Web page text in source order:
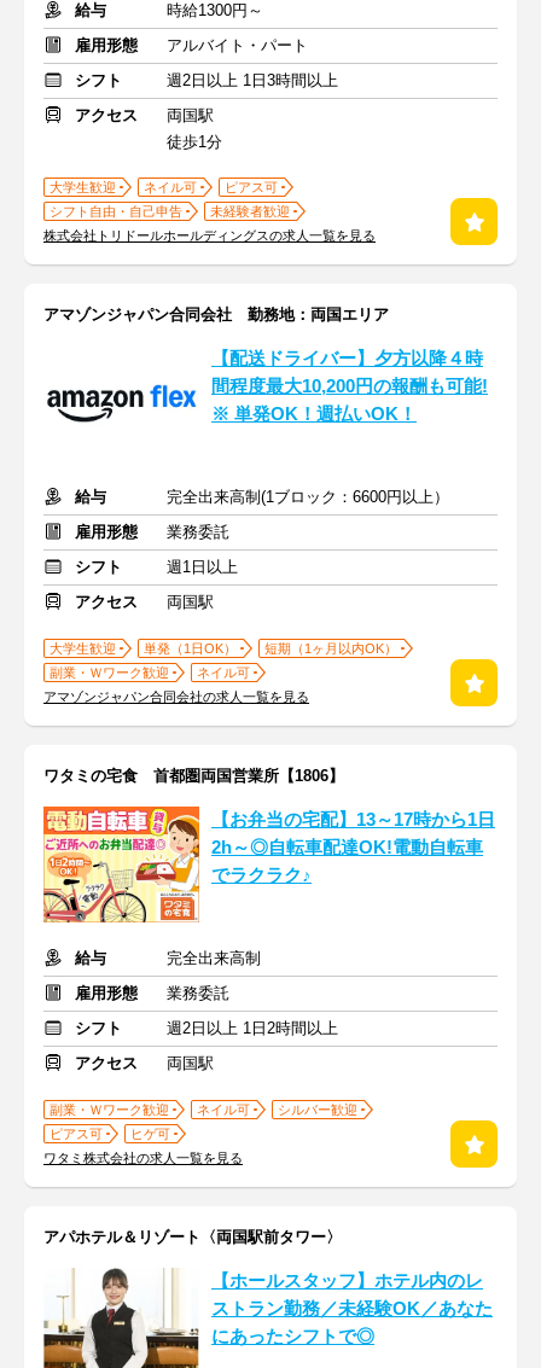
給与
時給1300円～
雇用形態
アルバイト・パート
シフト
週2日以上 1日3時間以上
アクセス
両国駅
徒歩1分
大学生歓迎 ネイル可
ピアス可
シフト自由・自己申告
未経験者歓迎
株式会社トリドールホールディングスの求人一覧を見る
アマゾンジャパン合同会社 勤務地：両国エリア
【配送ドライバー】夕方以降４時
間程度最大10,200円の報酬も可能!
※ 単発OK！週払いOK！
給与
完全出来高制(1ブロック：6600円以上）
雇用形態
業務委託
シフト
週1日以上
アクセス
両国駅
大学生歓迎 単発（1日OK）
短期（1ヶ月以内OK）
副業・Ｗワーク歓迎
ネイル可
アマゾンジャパン合同会社の求人一覧を見る
ワタミの宅食 首都圏両国営業所【1806】
【お弁当の宅配】13～17時から1日
2h～◎自転車配達OK!電動自転車
でラクラク♪
給与
完全出来高制
雇用形態
業務委託
シフト
週2日以上 1日2時間以上
アクセス
両国駅
副業・Ｗワーク歓迎 ネイル可
シルバー歓迎
ピアス可
ヒゲ可
ワタミ株式会社の求人一覧を見る
アパホテル＆リゾート〈両国駅前タワー〉
【ホールスタッフ】ホテル内のレ
ストラン勤務／未経験OK／あなた
にあったシフトで◎